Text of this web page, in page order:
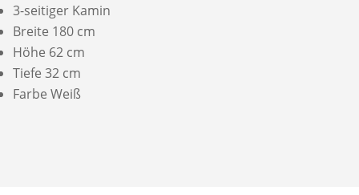
3-seitiger Kamin
Breite 180 cm
Höhe 62 cm
Tiefe 32 cm
Farbe Weiß